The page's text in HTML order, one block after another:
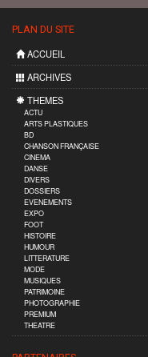
PLAN DU SITE
ACCUEIL
ARCHIVES
THEMES
ACTU
ARTS PLASTIQUES
BD
CHANSON FRANÇAISE
CINEMA
DANSE
DIVERS
DOSSIERS
EVENEMENTS
EXPO
FOOT
HISTOIRE
HUMOUR
LITTERATURE
MODE
MUSIQUES
PATRIMOINE
PHOTOGRAPHIE
PREMIUM
THEATRE